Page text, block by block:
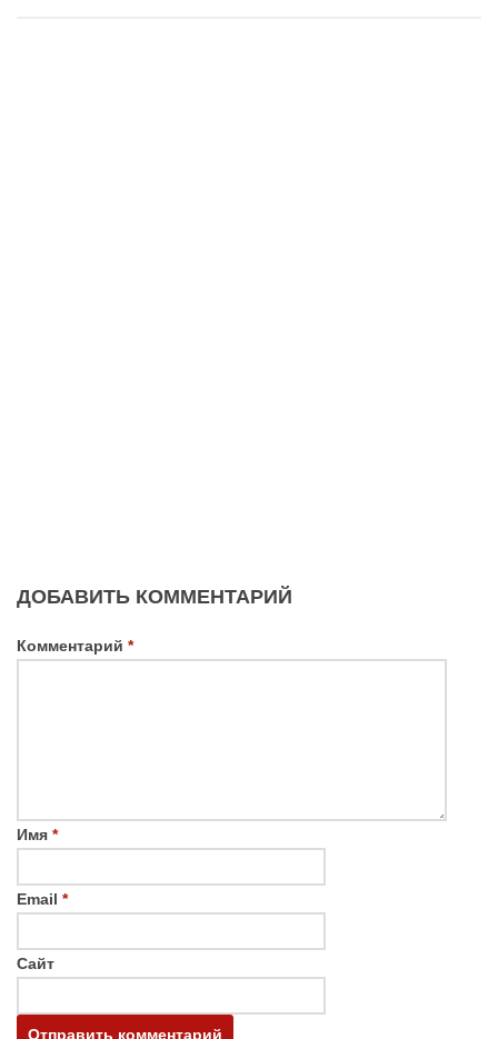
ДОБАВИТЬ КОММЕНТАРИЙ
Комментарий *
Имя *
Email *
Сайт